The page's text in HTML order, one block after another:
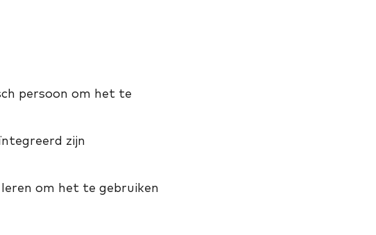
persoon om het te
zijn
om het te gebruiken